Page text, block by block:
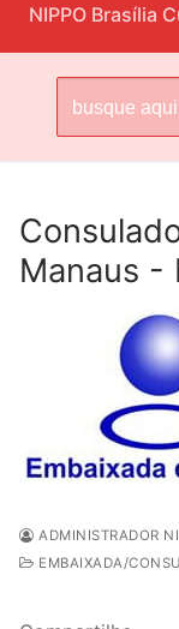
para
o
conteúdo
NIPPO Brasília
por:
Manaus -
ADMINISTRADOR
EMBAIXADA/